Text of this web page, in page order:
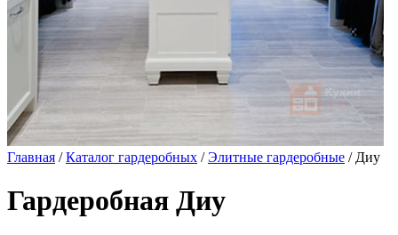
Главная /Каталог гардеробных /Элитные гардеробные / Диу
Гардеробная Диу